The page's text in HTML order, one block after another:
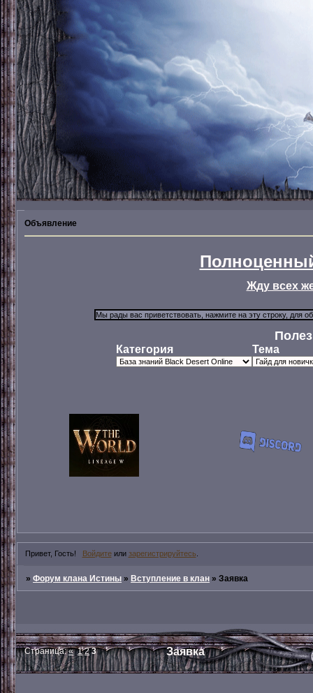
Объявление
Жду всех
Категория Тема
Привет, Гость! Войдитеили зарегистрируйтесь
»Форум клана Истины »Вступление в клан »Заявка
Заявка
Страница:« 1 2 3